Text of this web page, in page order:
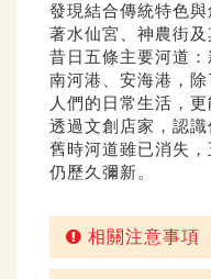
發現結合傳統特色
著水仙宮、神農街
昔日五條主要河道：
南河港、安海港，
人們的日常生活，
透過文創店家，認識
舊時河道雖已消失
仍歷久彌新。
相關注意事項